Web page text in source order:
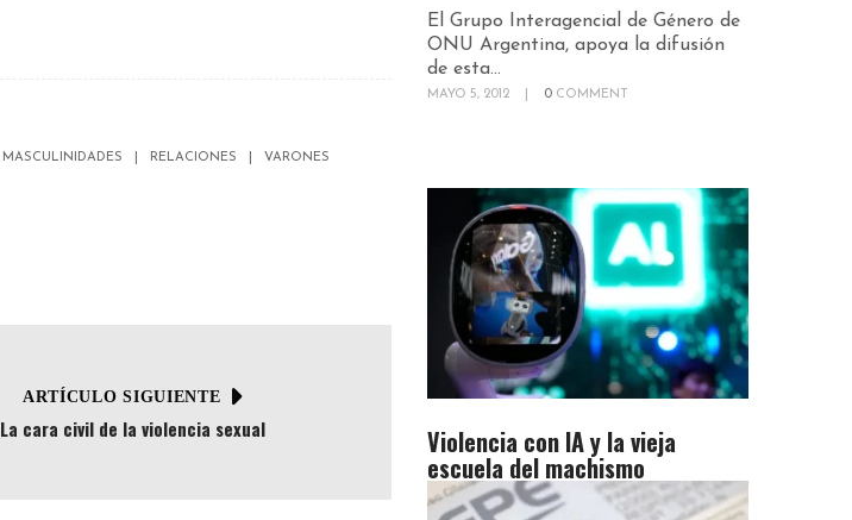
MASCULINIDADES RELACIONES VARONES
ARTÍCULO SIGUIENTE
La cara civil de la violencia sexual
El Grupo Interagencial de Género de
ONU Argentina, apoya la difusión
de esta...
MAYO 5, 2012 0 COMMENT
Violencia con IA y la vieja
escuela del machismo